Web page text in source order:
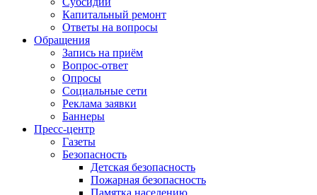
Капитальный ремонт
Ответы на вопросы
Обращения
Запись на приём
Вопрос-ответ
Опросы
Социальные сети
Реклама заявки
Баннеры
Пресс-центр
Газеты
Безопасность
Детская безопасность
Пожарная безопасность